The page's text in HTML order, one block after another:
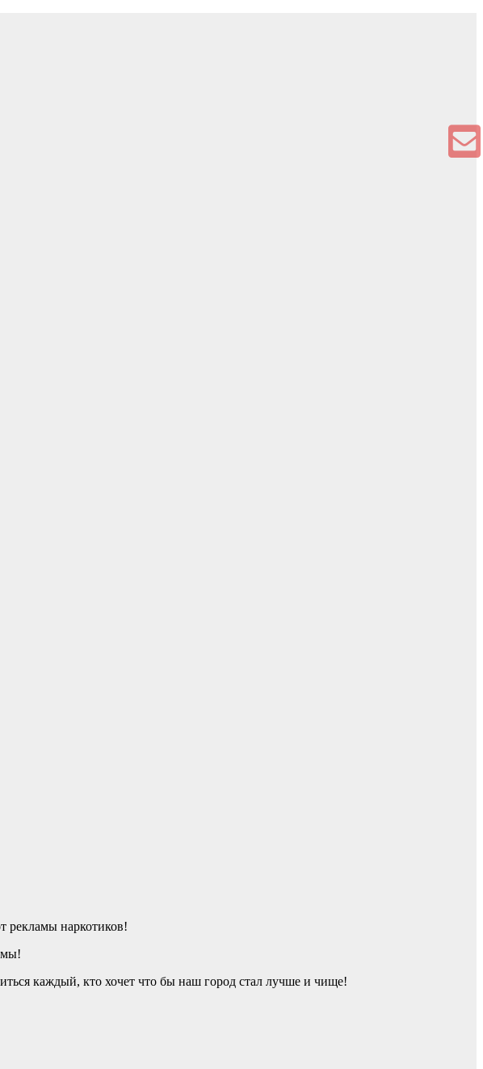
рекламы наркотиков!
каждый, кто хочет что бы наш город стал лучше и чище!